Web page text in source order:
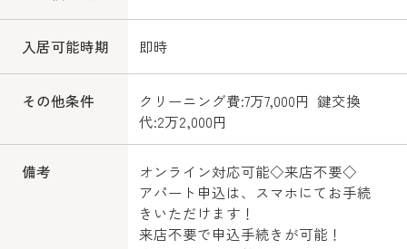
入居可能時期 即時
その他条件
クリーニング費:7万7,000円 鍵交換
代:2万2,000円
備考
オンライン対応可能◇来店不要◇
アパート申込は、スマホにてお手続
きいただけます！
来店不要で申込手続きが可能！